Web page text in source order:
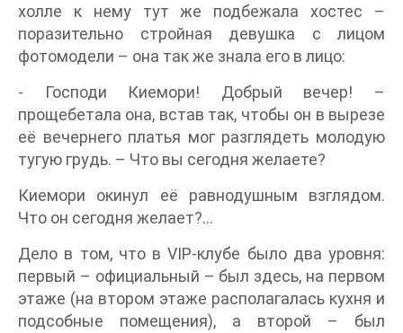
холле к нему тут же подбежала хостес –
поразительно стройная девушка с лицом
фотомодели – она так же знала его в лицо:
- Господи Киемори! Добрый вечер! –
прощебетала она, встав так, чтобы он в вырезе
её вечернего платья мог разглядеть молодую
тугую грудь. – Что вы сегодня желаете?
Киемори окинул её равнодушным взглядом.
Что он сегодня желает?...
Дело в том, что в VIP-клубе было два уровня:
первый – официальный – был здесь, на первом
этаже (на втором этаже располагалась кухня и
подсобные помещения), а второй – был